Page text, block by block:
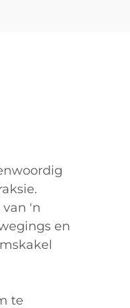
'n
en
te